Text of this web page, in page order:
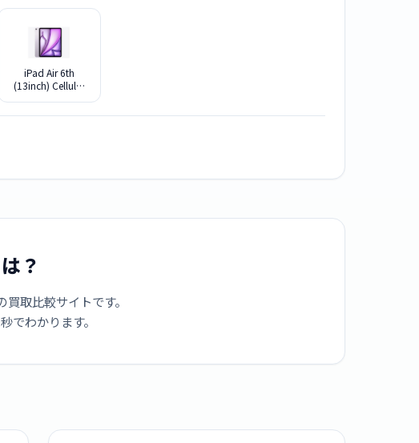
iPad Air 6th
(13inch) Cellular
？
買取比較サイトです。
でわかります。